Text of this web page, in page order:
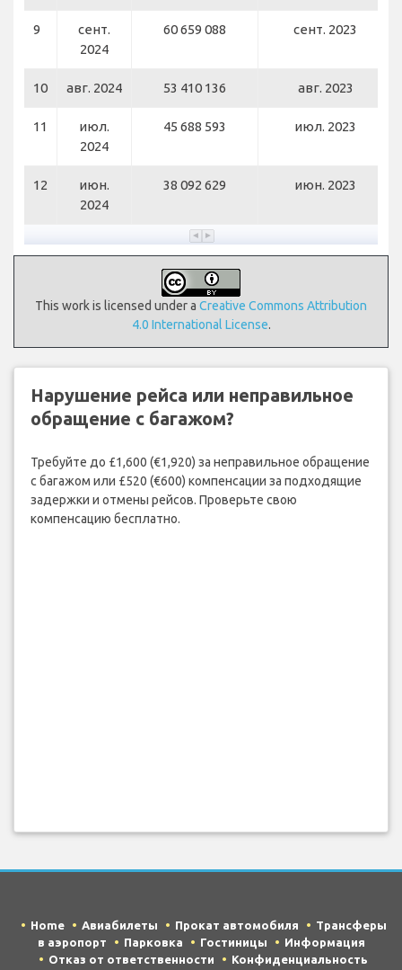
9
сент.
2024
60 659 088 сент. 2023
10 авг. 2024 53 410 136 авг. 2023
11
июл.
2024
45 688 593 июл. 2023
12
июн.
2024
38 092 629 июн. 2023
This work is licensed under a Creative Commons Attribution
4.0 International License.
Нарушение рейса или неправильное
обращение с багажом?
Требуйте до £1,600 (€1,920) за неправильное обращение
с багажом или £520 (€600) компенсации за подходящие
задержки и отмены рейсов. Проверьте свою
компенсацию бесплатно.
Home Авиабилеты Прокат автомобиля
Трансферы
в аэропорт
Парковка Гостиницы
Информация
Отказ от ответственности
Конфиденциальность